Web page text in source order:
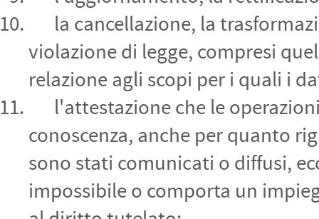
la cancellazione, la
violazione di legge, compresi
relazione agli scopi per i quali i
l'attestazione che le
conoscenza, anche per quanto
sono stati comunicati o diffusi,
impossibile o comporta un